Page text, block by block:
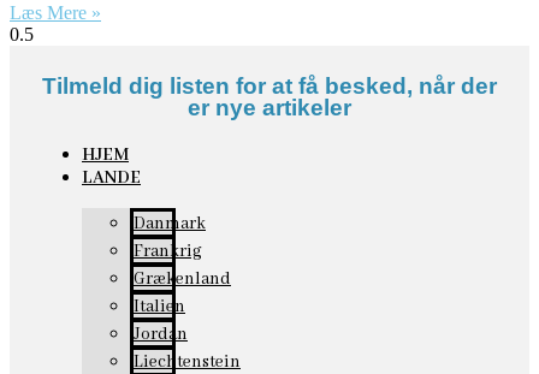
Læs Mere »
Tilmeld dig listen for at få besked, når der
er nye artikeler
HJEM
LANDE
Danmark
Frankrig
Grækenland
Italien
Jordan
Liechtenstein